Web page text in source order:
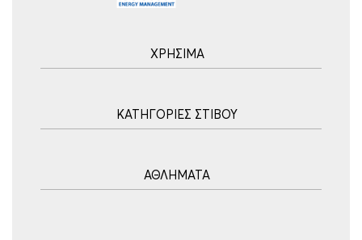
ΧΡΗΣΙΜΑ
Blog
Τρόποι Πληρωμής
ΚΑΤΗΓΟΡΙΕΣ ΣΤΙΒΟΥ
Σφυροβολία
ΑΘΛΗΜΑΤΑ